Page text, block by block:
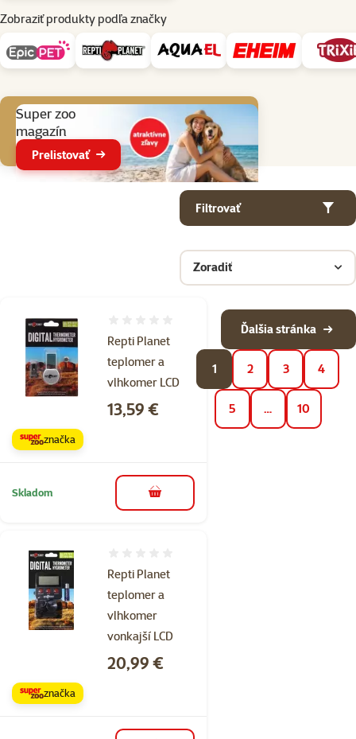
Zobraziť produkty podľa značky
Super zoo
magazín
Prelistovať
Filtrovať
Zoradiť
Produkty v kategorii Terárijná technika - výbava pre teráriá
Repti Planet
teplomer a
vlhkomer LCD
Cena
13,59 €
značka
Skladom do košíka
Repti Planet
teplomer a
vlhkomer
vonkajší LCD
Cena
20,99 €
značka
1 2 3 4
5 … 10
Ďalšia stránka